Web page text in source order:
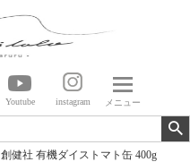
Youtube instagram メニュー
創健社 有機ダイストマト缶 400g